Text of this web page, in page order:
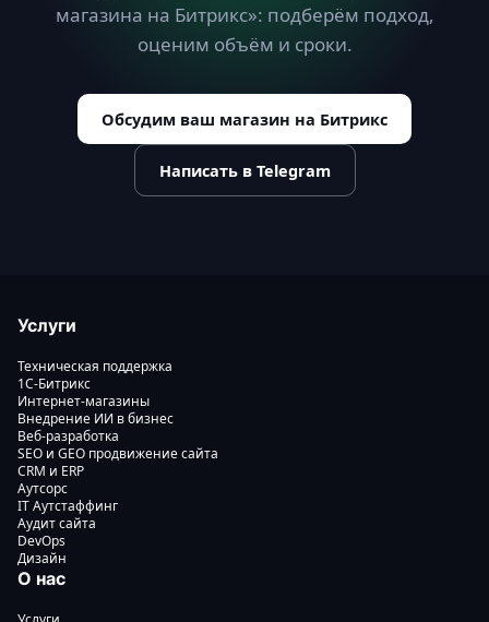
магазина на Битрикс»: подберём подход,
оценим объём и сроки.
Обсудим ваш магазин на Битрикс
Написать в Telegram
Услуги
Техническая поддержка
1С-Битрикс
Интернет-магазины
Внедрение ИИ в бизнес
Веб-разработка
SEO и GEO продвижение сайта
CRM и ERP
Аутсорс
IT Аутстаффинг
Аудит сайта
DevOps
Дизайн
О нас